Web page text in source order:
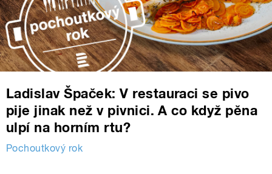
Ladislav Špaček: V restauraci se pivo
pije jinak než v pivnici. A co když pěna
ulpí na horním rtu?
Pochoutkový rok